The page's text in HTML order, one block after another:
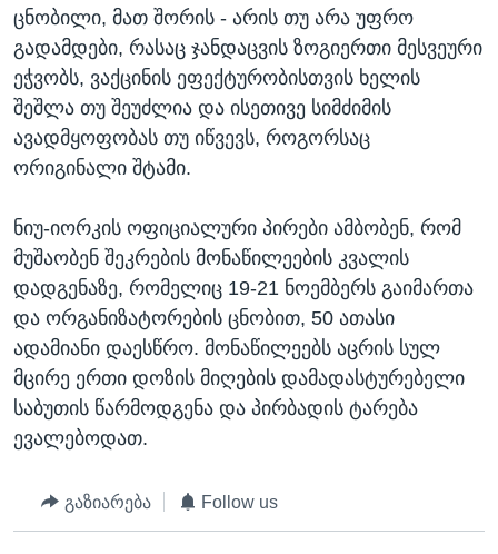
ცნობილი, მათ შორის - არის თუ არა უფრო
გადამდები, რასაც ჯანდაცვის ზოგიერთი მესვეური
ეჭვობს, ვაქცინის ეფექტურობისთვის ხელის
შეშლა თუ შეუძლია და ისეთივე სიმძიმის
ავადმყოფობას თუ იწვევს, როგორსაც
ორიგინალი შტამი.
ნიუ-იორკის ოფიციალური პირები ამბობენ, რომ
მუშაობენ შეკრების მონაწილეების კვალის
დადგენაზე, რომელიც 19-21 ნოემბერს გაიმართა
და ორგანიზატორების ცნობით, 50 ათასი
ადამიანი დაესწრო. მონაწილეებს აცრის სულ
მცირე ერთი დოზის მიღების დამადასტურებელი
საბუთის წარმოდგენა და პირბადის ტარება
ევალებოდათ.
გაზიარება Follow us